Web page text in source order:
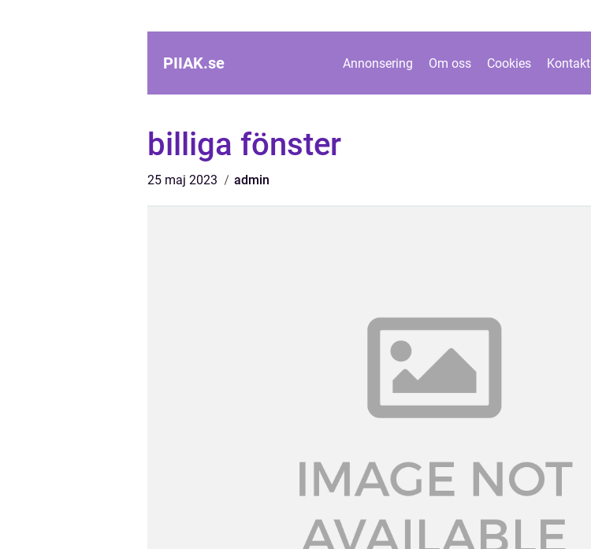
PIIAK.se Annonsering Om oss Cookies
billiga fönster
25 maj 2023 admin